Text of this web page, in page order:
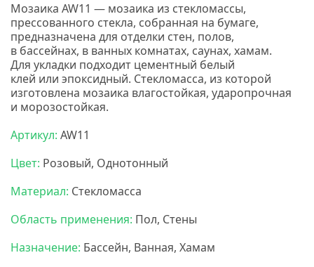
Мозаика AW11 — мозаика из стекломассы,
прессованного стекла, собранная на бумаге,
предназначена для отделки стен, полов,
в бассейнах, в ванных комнатах, саунах, хамам.
Для укладки подходит цементный белый
клей или эпоксидный. Стекломасса, из которой
изготовлена мозаика влагостойкая, ударопрочная
и морозостойкая.
Артикул: AW11
Цвет: Розовый, Однотонный
Материал: Стекломасса
Область применения: Пол, Стены
Назначение: Бассейн, Ванная, Хамам